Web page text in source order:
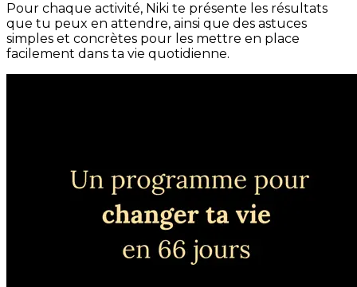
Pour chaque activité, Niki te présente les résultats
que tu peux en attendre, ainsi que des astuces
simples et concrètes pour les mettre en place
facilement dans ta vie quotidienne.